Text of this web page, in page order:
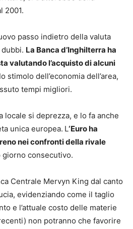
2001.
passo indietro della valuta
La Banca d’Inghilterra ha
valutando l’acquisto di alcuni
stimolo dell’economia dell’area,
tempi migliori.
locale si deprezza, e lo fa anche
unica europea. L‘Euro ha
nei confronti della rivale
giorno consecutivo.
Centrale Mervyn King dal canto
evidenziando come il taglio
e l’attuale costo delle materie
non potranno che favorire